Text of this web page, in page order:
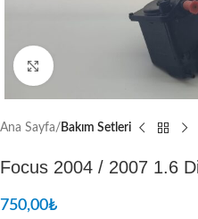
Resmi Büyüt
Ana Sayfa Bakım Setleri
Focus 2004 / 2007 1.6
750,00₺